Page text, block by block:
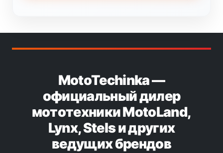
MotoTechinka —
официальный дилер
мототехники MotoLand,
Lynx, Stels и других
ведущих брендов